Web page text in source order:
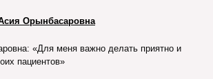
Орынбасаровна
«Для меня важно делать приятно и
пациентов»